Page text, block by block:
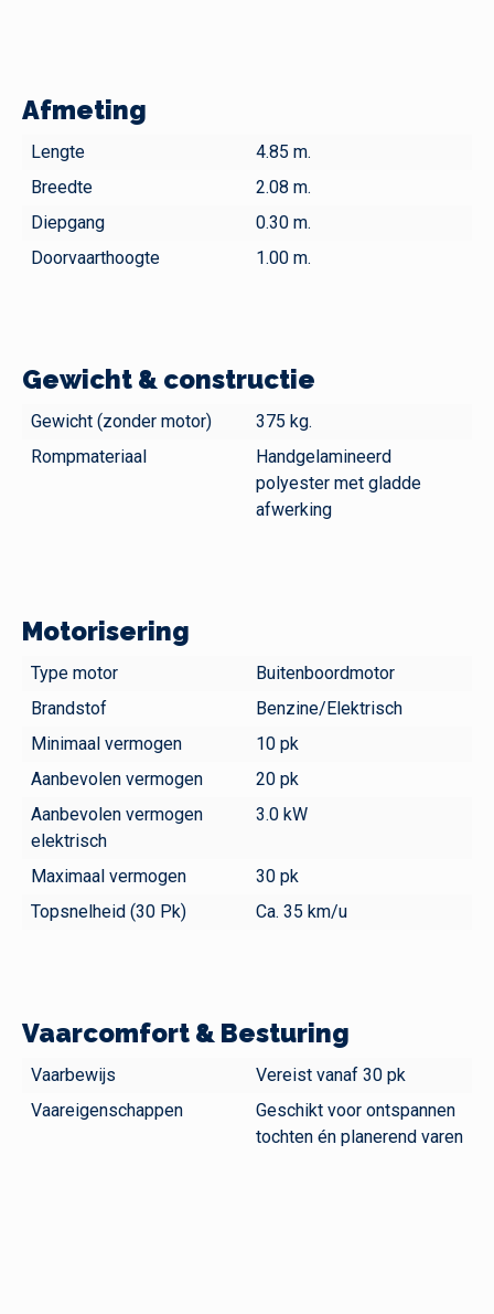
Afmeting
Lengte
4.85 m.
Breedte
2.08 m.
Diepgang
0.30 m.
Doorvaarthoogte
1.00 m.
Gewicht & constructie
Gewicht (zonder motor)
375 kg.
Rompmateriaal
Handgelamineerd
polyester met gladde
afwerking
Motorisering
Type motor
Buitenboordmotor
Brandstof
Benzine/Elektrisch
Minimaal vermogen
10 pk
Aanbevolen vermogen
20 pk
Aanbevolen vermogen
elektrisch
3.0 kW
Maximaal vermogen
30 pk
Topsnelheid (30 Pk)
Ca. 35 km/u
Vaarcomfort & Besturing
Vaarbewijs
Vereist vanaf 30 pk
Vaareigenschappen
Geschikt voor ontspannen
tochten én planerend varen